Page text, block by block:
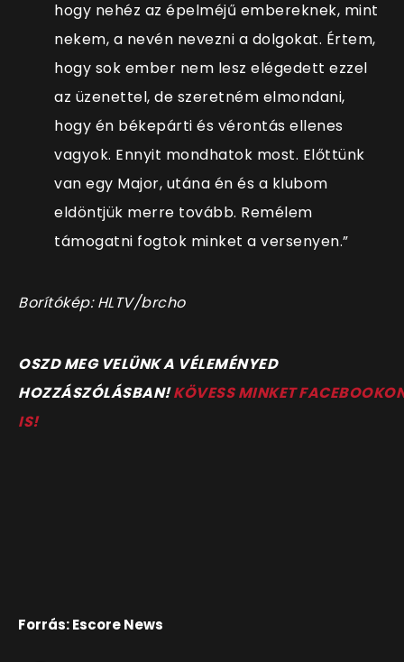
hogy nehéz az épelméjű embereknek, mint
nekem, a nevén nevezni a dolgokat. Értem,
hogy sok ember nem lesz elégedett ezzel
az üzenettel, de szeretném elmondani,
hogy én békepárti és vérontás ellenes
vagyok. Ennyit mondhatok most. Előttünk
van egy Major, utána én és a klubom
eldöntjük merre tovább. Remélem
támogatni fogtok minket a versenyen.”
Borítókép: HLTV/brcho
OSZD MEG VELÜNK A VÉLEMÉNYED
HOZZÁSZÓLÁSBAN!KÖVESS MINKET
IS!
Forrás: Escore News